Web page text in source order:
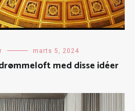
marts 5, 2024
med disse idéer